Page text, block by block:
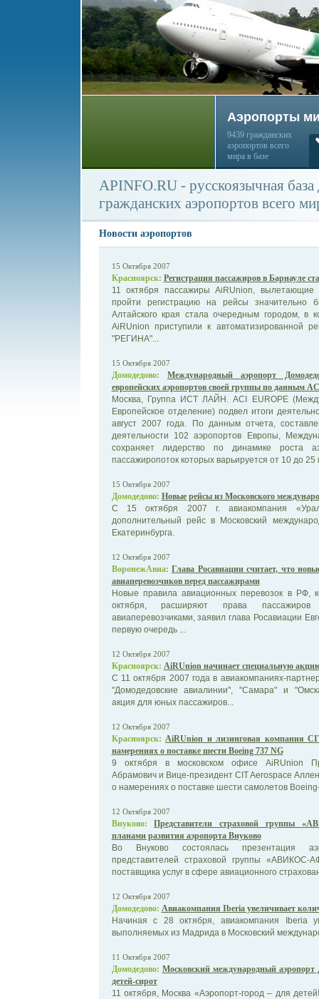
Аэропорты
9439 гражданских
аэропортов всего
мира в базе
APINFO.RU - русскоязычная
гражданских аэропортов всего
Новости аэропортов
15 Октября 2007
Красноярск: Регистрация пассажиров в Барнауле
11 октября пассажиры AiRUnion, вылетающие
пройти регистрацию на рейсы значительно
Алтайского края стала очередным городом, в
AiRUnion приступили к автоматизированной
"РЕГИНА"...
15 Октября 2007
Домодедово:
Международный аэропорт
европейских аэропортов своей группы по данным
Москва, Группа ИСТ ЛАЙН. ACI EUROPE
Европейское отделение) подвел итоги
август 2007 года. По данным отчета,
деятельности 102 аэропортов Европы,
сохраняет лидерство по динамике роста
пассажиропоток которых варьируется от 10 до
15 Октября 2007
Домодедово: Новые рейсы из Московского
С 15 октября 2007 г. авиакомпания
дополнительный рейс в Московский
Екатеринбурга.
12 Октября 2007
ВоронежАвиа: Глава Росавиации считает, что
авиаперевозчиков перед пассажирами
Новые правила авиационных перевозок в РФ,
октября, расширяют права
авиаперевозчиками, заявил глава Росавиации
первую очередь ...
12 Октября 2007
Красноярск: AiRUnion начинает специальную
С 11 октября 2007 года в авиакомпаниях-
"Домодедовские авиалинии", "Самара" и
акция для юных пассажиров...
12 Октября 2007
Красноярск: AiRUnion и лизинговая компания
намерениях о поставке шести Boeing 737 NG
9 октября в московском офисе AiRUnion
Абрамович и Вице-президент CIT Aerospace
о намерениях о поставке шести самолетов
12 Октября 2007
Внуково:
Представители страховой группы
планами развития аэропорта Внуково
Во Внуково состоялась презентация
представителей страховой группы
поставщика услуг в сфере авиационного
12 Октября 2007
Домодедово: Авиакомпания Iberia увеличивает
Начиная с 28 октября, авиакомпания Iberia
выполняемых из Мадрида в Московский
11 Октября 2007
Домодедово: Московский международный аэропорт
детей-сирот
11 октября, Москва «Аэропорт-город – для